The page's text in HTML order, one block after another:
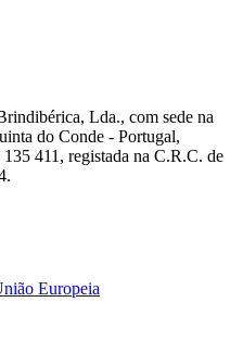
Lda., com sede na
do Conde - Portugal,
411, registada na C.R.C. de